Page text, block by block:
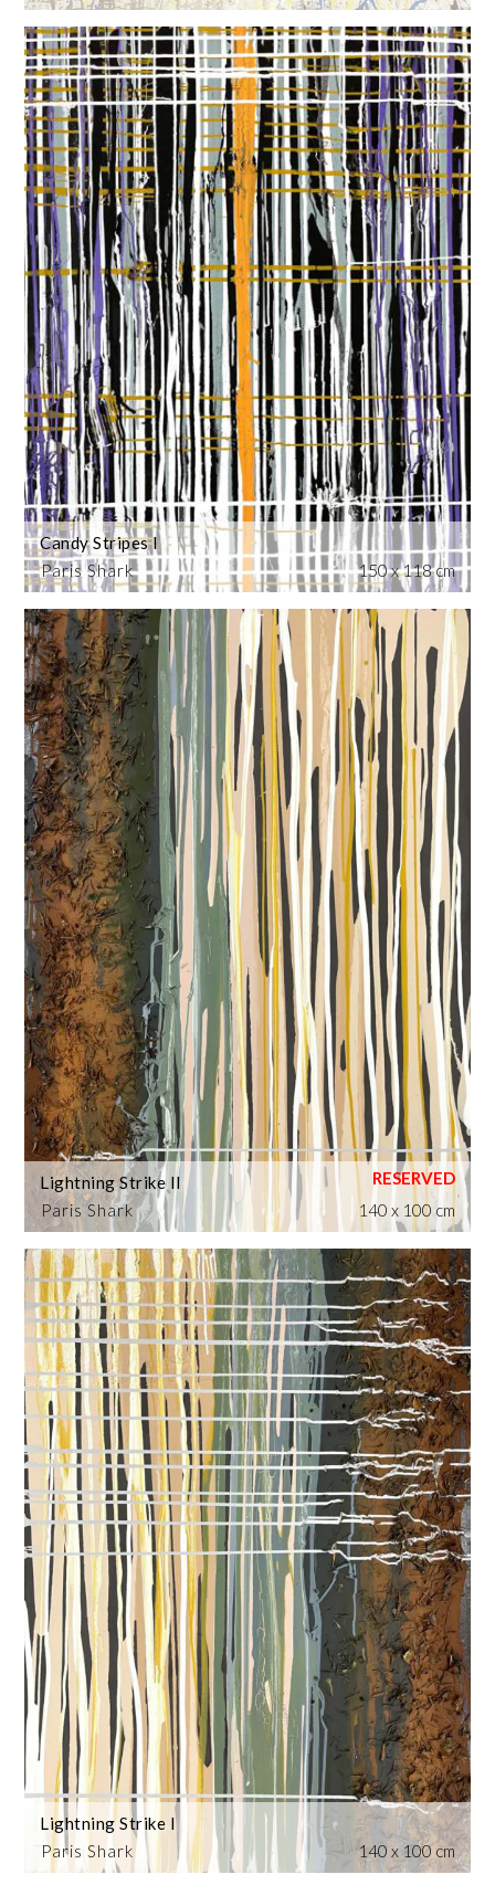
Paris Shark
Candy Stripes I
150 x 118 cm
Paris Shark
Lightning Strike II
140 x 100 cm
Paris Shark
Lightning Strike I
140 x 100 cm